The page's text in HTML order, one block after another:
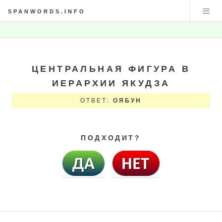
SPANWORDS.INFO
ЦЕНТРАЛЬНАЯ ФИГУРА В
ИЕРАРХИИ ЯКУДЗА
ОТВЕТ:ОЯБУН
ПОДХОДИТ?